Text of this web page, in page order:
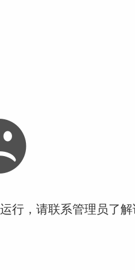
行，请联系管理员了